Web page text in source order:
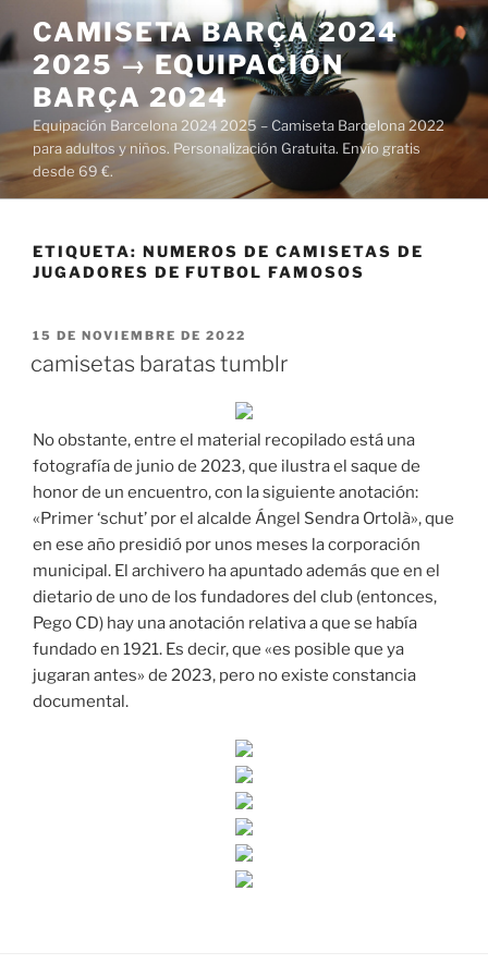
al
contenido
CAMISETA BARÇA 2024
2025 → EQUIPACIÓN
BARÇA 2024
Equipación Barcelona 2024 2025 – Camiseta Barcelona 2022
para adultos y niños. Personalización Gratuita. Envío gratis
desde 69 €.
ETIQUETA: NUMEROS DE CAMISETAS DE
JUGADORES DE FUTBOL FAMOSOS
PUBLICADO
15 DE NOVIEMBRE DE 2022
camisetas baratas tumblr
No obstante, entre el material recopilado está una
fotografía de junio de 2023, que ilustra el saque de
honor de un encuentro, con la siguiente anotación:
«Primer ‘schut’ por el alcalde Ángel Sendra Ortolà», que
en ese año presidió por unos meses la corporación
municipal. El archivero ha apuntado además que en el
dietario de uno de los fundadores del club (entonces,
Pego CD) hay una anotación relativa a que se había
fundado en 1921. Es decir, que «es posible que ya
jugaran antes» de 2023, pero no existe constancia
documental.